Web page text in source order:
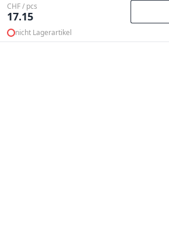
CHF / pcs
17.15
nicht Lagerartikel